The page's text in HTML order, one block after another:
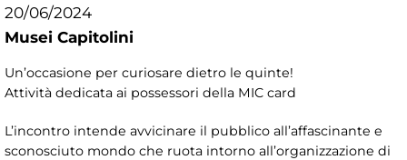
20/06/2024
Musei Capitolini
Un’occasione per curiosare dietro le quinte!
Attività dedicata ai possessori della MIC card
L’incontro intende avvicinare il pubblico all’affascinante e
sconosciuto mondo che ruota intorno all’organizzazione di